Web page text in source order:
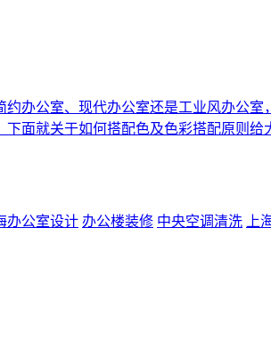
办公室、现代办公室还是工业风办公
面就关于如何搭配色及色彩搭配原则给
办公室设计 办公楼装修 中央空调清洗 上